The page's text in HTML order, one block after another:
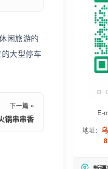
闲旅游的
大型停车
下一篇 »
锅串串香
E-
地址：